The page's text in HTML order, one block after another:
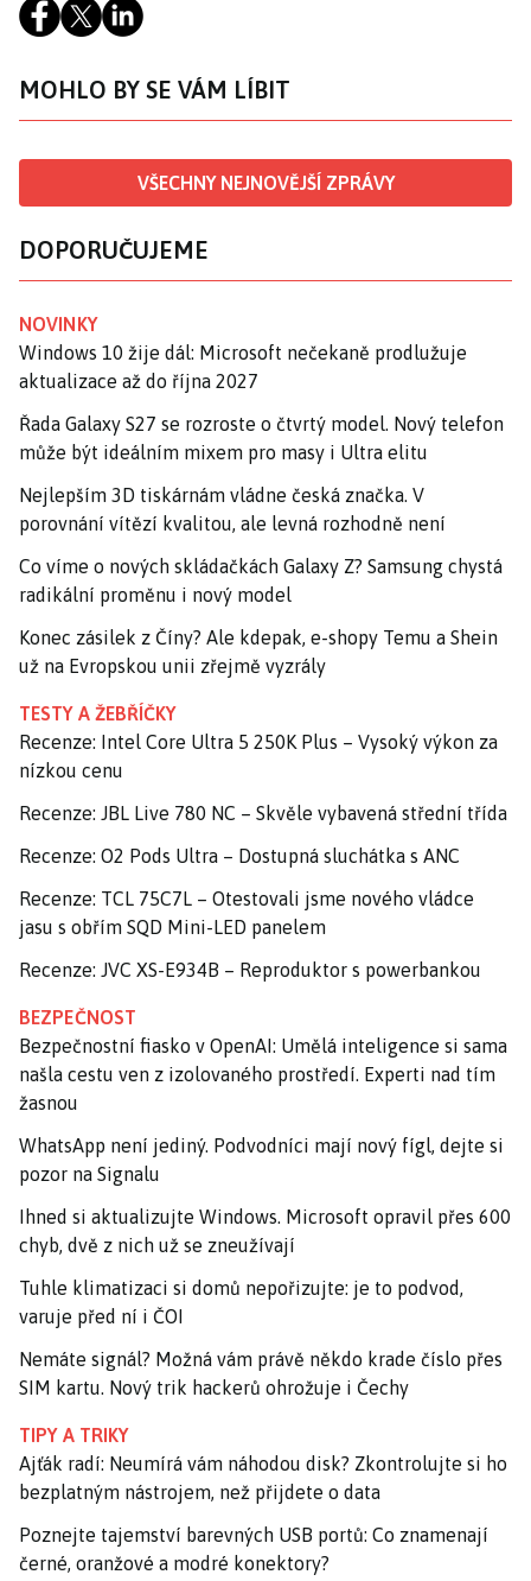
MOHLO BY SE VÁM LÍBIT
VŠECHNY NEJNOVĚJŠÍ ZPRÁVY
DOPORUČUJEME
NOVINKY
Windows 10 žije dál: Microsoft nečekaně prodlužuje
aktualizace až do října 2027
Řada Galaxy S27 se rozroste o čtvrtý model. Nový telefon
může být ideálním mixem pro masy i Ultra elitu
Nejlepším 3D tiskárnám vládne česká značka. V
porovnání vítězí kvalitou, ale levná rozhodně není
Co víme o nových skládačkách Galaxy Z? Samsung chystá
radikální proměnu i nový model
Konec zásilek z Číny? Ale kdepak, e-shopy Temu a Shein
už na Evropskou unii zřejmě vyzrály
TESTY A ŽEBŘÍČKY
Recenze: Intel Core Ultra 5 250K Plus – Vysoký výkon za
nízkou cenu
Recenze: JBL Live 780 NC – Skvěle vybavená střední třída
Recenze: O2 Pods Ultra – Dostupná sluchátka s ANC
Recenze: TCL 75C7L – Otestovali jsme nového vládce
jasu s obřím SQD Mini-LED panelem
Recenze: JVC XS-E934B – Reproduktor s powerbankou
BEZPEČNOST
Bezpečnostní fiasko v OpenAI: Umělá inteligence si sama
našla cestu ven z izolovaného prostředí. Experti nad tím
žasnou
WhatsApp není jediný. Podvodníci mají nový fígl, dejte si
pozor na Signalu
Ihned si aktualizujte Windows. Microsoft opravil přes 600
chyb, dvě z nich už se zneužívají
Tuhle klimatizaci si domů nepořizujte: je to podvod,
varuje před ní i ČOI
Nemáte signál? Možná vám právě někdo krade číslo přes
SIM kartu. Nový trik hackerů ohrožuje i Čechy
TIPY A TRIKY
Ajťák radí: Neumírá vám náhodou disk? Zkontrolujte si ho
bezplatným nástrojem, než přijdete o data
Poznejte tajemství barevných USB portů: Co znamenají
černé, oranžové a modré konektory?